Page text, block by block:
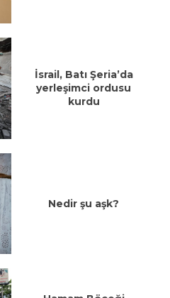
İsrail, Batı Şeria’da
yerleşimci ordusu
kurdu
Nedir şu aşk?